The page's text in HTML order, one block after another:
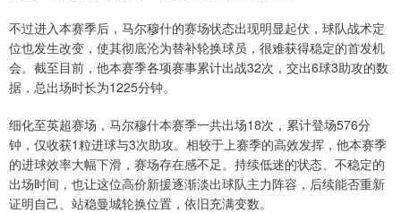
不过进入本赛季后，马尔穆什的赛场状态出现明显起伏，球队战术定
位也发生改变，使其彻底沦为替补轮换球员，很难获得稳定的首发机
会。截至目前，他本赛季各项赛事累计出战32次，交出6球3助攻的数
据，总出场时长为1225分钟。
细化至英超赛场，马尔穆什本赛季一共出场18次，累计登场576分
钟，仅收获1粒进球与3次助攻。相较于上赛季的高效发挥，他本赛季
的进球效率大幅下滑，赛场存在感不足。持续低迷的状态、不稳定的
出场时间，也让这位高价新援逐渐淡出球队主力阵容，后续能否重新
证明自己、站稳曼城轮换位置，依旧充满变数。